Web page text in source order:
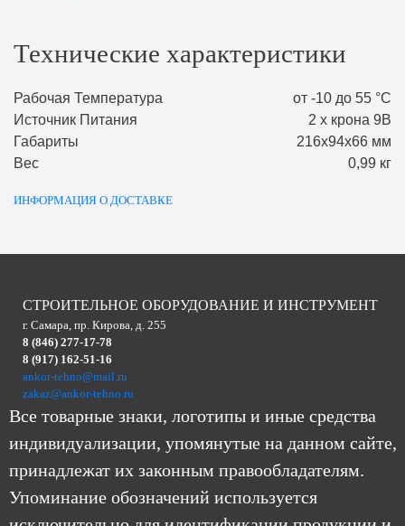
Технические характеристики
Рабочая Температура
от -10 до 55 °С
Источник Питания
2 х крона 9В
Габариты
216х94х66 мм
Вес
0,99 кг
ИНФОРМАЦИЯ О ДОСТАВКЕ
СТРОИТЕЛЬНОЕ ОБОРУДОВАНИЕ И ИНСТРУМЕНТ
г. Самара, пр. Кирова, д. 255
8 (846) 277-17-78
8 (917) 162-51-16
ankor-tehno@mail.ru
zakaz@ankor-tehno.ru
Все товарные знаки, логотипы и иные средства
индивидуализации, упомянутые на данном сайте,
принадлежат их законным правообладателям.
Упоминание обозначений используется